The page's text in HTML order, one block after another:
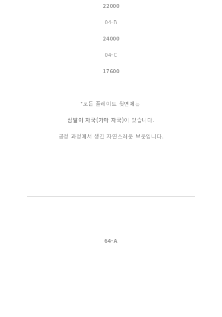
22000
04-B
24000
04-C
17600
*모든 플레이트 뒷면에는
삼발이 자국(가마 자국)이 있습니다.
공정 과정에서 생긴 자연스러운 부분입니다.
64-A